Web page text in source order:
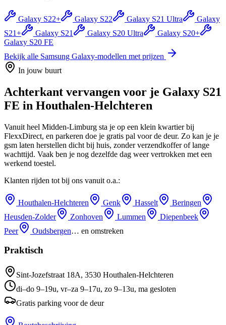
Galaxy S22+ Galaxy S22 Galaxy S21 Ultra
Galaxy
S21+
Galaxy S21 Galaxy S20 Ultra
Galaxy S20+
Galaxy S20 FE
Bekijk alle Samsung Galaxy-modellen met prijzen
In jouw buurt
Achterkant vervangen voor je Galaxy S21
FE in Houthalen-Helchteren
Vanuit heel Midden-Limburg sta je op een klein kwartier bij
FlexxDirect, en parkeren doe je gratis pal voor de deur. Zo kan je je
gsm laten herstellen dicht bij huis, zonder verzendkoffer of lange
wachttijd. Vaak ben je nog dezelfde dag weer vertrokken met een
werkend toestel.
Klanten rijden tot bij ons vanuit o.a.:
Houthalen-Helchteren Genk Hasselt
Beringen
Heusden-Zolder
Zonhoven Lummen
Diepenbeek
Peer
Oudsbergen… en omstreken
Praktisch
Sint-Jozefstraat 18A, 3530 Houthalen-Helchteren
di–do 9–19u, vr–za 9–17u, zo 9–13u, ma gesloten
Gratis parking voor de deur